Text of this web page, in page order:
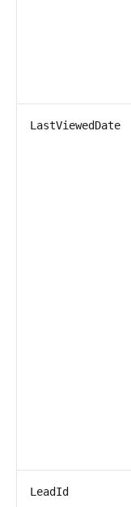
LastViewedDate
LeadId